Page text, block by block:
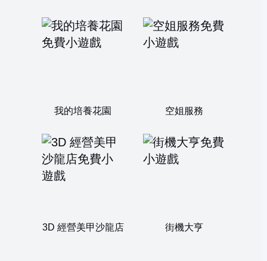
我的培養花園 空姐服務
3D 經營美甲沙龍店 街機大亨